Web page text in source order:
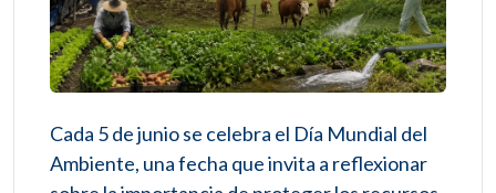
Cada 5 de junio se celebra el Día Mundial del
Ambiente, una fecha que invita a reflexionar